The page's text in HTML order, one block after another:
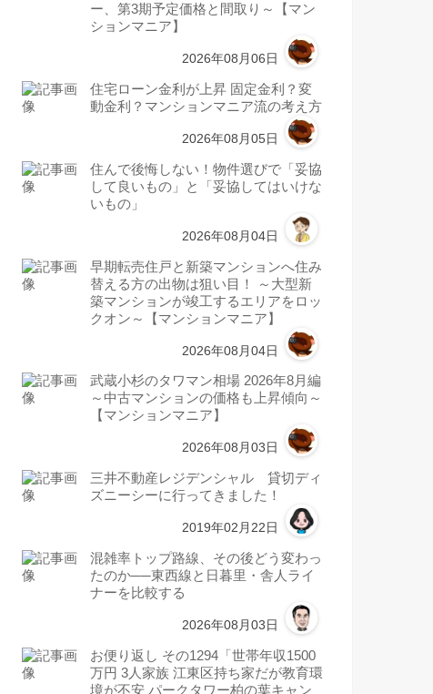
ー、第3期予定価格と間取り～【マン
ションマニア】
2026年08月06日
住宅ローン金利が上昇 固定金利？変
動金利？マンションマニア流の考え方
2026年08月05日
住んで後悔しない！物件選びで「妥協
して良いもの」と「妥協してはいけな
いもの」
2026年08月04日
早期転売住戸と新築マンションへ住み
替える方の出物は狙い目！ ～大型新
築マンションが竣工するエリアをロッ
クオン～【マンションマニア】
2026年08月04日
武蔵小杉のタワマン相場 2026年8月編
～中古マンションの価格も上昇傾向～
【マンションマニア】
2026年08月03日
三井不動産レジデンシャル 貸切ディ
ズニーシーに行ってきました！
2019年02月22日
混雑率トップ路線、その後どう変わっ
たのか──東西線と日暮里・舎人ライ
ナーを比較する
2026年08月03日
お便り返し その1294「世帯年収1500
万円 3人家族 江東区持ち家だが教育環
境が不安 パークタワー柏の葉キャン